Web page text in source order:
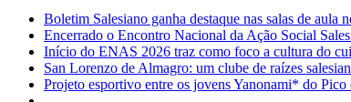
Boletim Salesiano ganha destaque nas salas de aula
Encerrado o Encontro Nacional da Ação Social
Início do ENAS 2026 traz como foco a cultura do
San Lorenzo de Almagro: um clube de raízes
Projeto esportivo entre os jovens Yanonami* do Pico